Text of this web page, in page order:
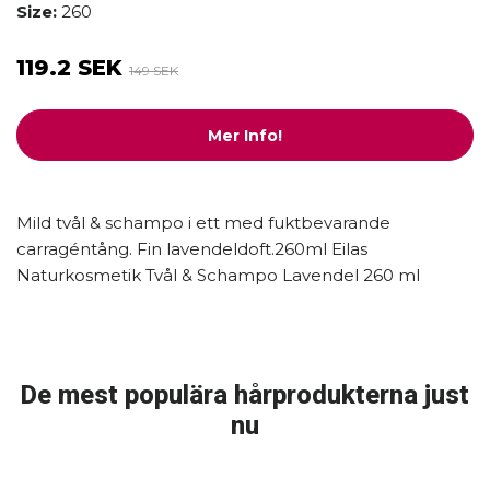
Size: 260
119.2 SEK 149 SEK
Mer Info!
Mild tvål & schampo i ett med fuktbevarande
carragéntång. Fin lavendeldoft.260ml Eilas
Naturkosmetik Tvål & Schampo Lavendel 260 ml
De mest populära hårprodukterna just
nu